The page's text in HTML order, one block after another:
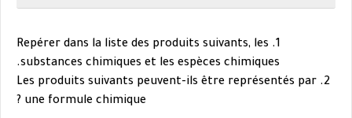
1. Repérer dans la liste des produits suivants,
les
substances chimiques et les espèces chimiques.
2. Les produits suivants peuvent-ils être
représentés par
une formule chimique ?